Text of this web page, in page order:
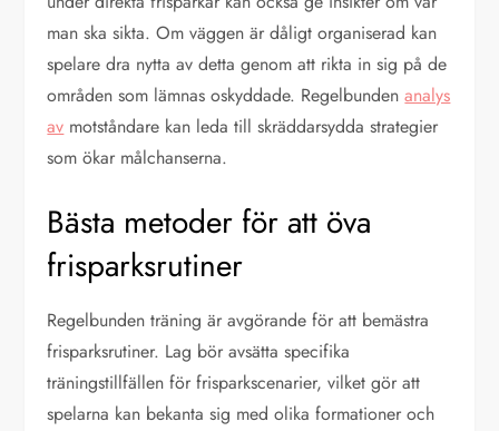
man ska sikta. Om väggen är dåligt organiserad kan
spelare dra nytta av detta genom att rikta in sig på de
områden som lämnas oskyddade. Regelbundenanalys
av motståndare kan leda till skräddarsydda strategier
som ökar målchanserna.
Bästa metoder för att öva
frisparksrutiner
Regelbunden träning är avgörande för att bemästra
frisparksrutiner. Lag bör avsätta specifika
träningstillfällen för frisparkscenarier, vilket gör att
spelarna kan bekanta sig med olika formationer och